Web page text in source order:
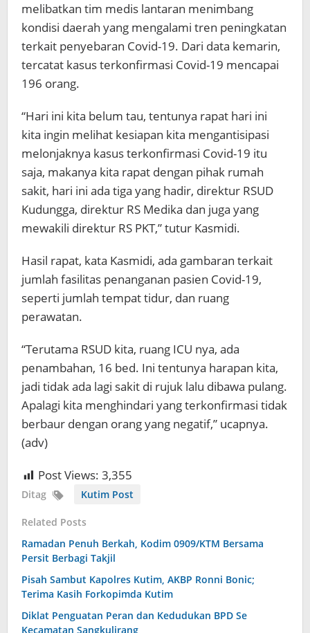
melibatkan tim medis lantaran menimbang
kondisi daerah yang mengalami tren peningkatan
terkait penyebaran Covid-19. Dari data kemarin,
tercatat kasus terkonfirmasi Covid-19 mencapai
196 orang.
“Hari ini kita belum tau, tentunya rapat hari ini
kita ingin melihat kesiapan kita mengantisipasi
melonjaknya kasus terkonfirmasi Covid-19 itu
saja, makanya kita rapat dengan pihak rumah
sakit, hari ini ada tiga yang hadir, direktur RSUD
Kudungga, direktur RS Medika dan juga yang
mewakili direktur RS PKT,” tutur Kasmidi.
Hasil rapat, kata Kasmidi, ada gambaran terkait
jumlah fasilitas penanganan pasien Covid-19,
seperti jumlah tempat tidur, dan ruang
perawatan.
“Terutama RSUD kita, ruang ICU nya, ada
penambahan, 16 bed. Ini tentunya harapan kita,
jadi tidak ada lagi sakit di rujuk lalu dibawa pulang.
Apalagi kita menghindari yang terkonfirmasi tidak
berbaur dengan orang yang negatif,” ucapnya.
(adv)
Post Views: 3,355
Ditag Kutim Post
Related Posts
Ramadan Penuh Berkah, Kodim 0909/KTM Bersama
Persit Berbagi Takjil
Pisah Sambut Kapolres Kutim, AKBP Ronni Bonic;
Terima Kasih Forkopimda Kutim
Diklat Penguatan Peran dan Kedudukan BPD Se
Kecamatan Sangkulirang